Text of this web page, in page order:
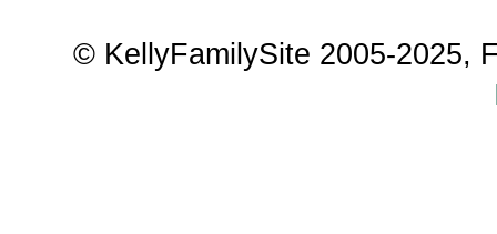
© KellyFamilySite 2005-2025,